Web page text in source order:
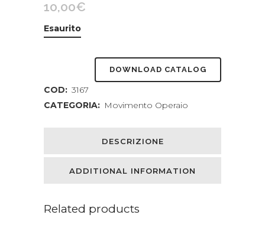
10,00€
Esaurito
DOWNLOAD CATALOG
COD: 3167
CATEGORIA: Movimento Operaio
DESCRIZIONE
ADDITIONAL INFORMATION
Related products